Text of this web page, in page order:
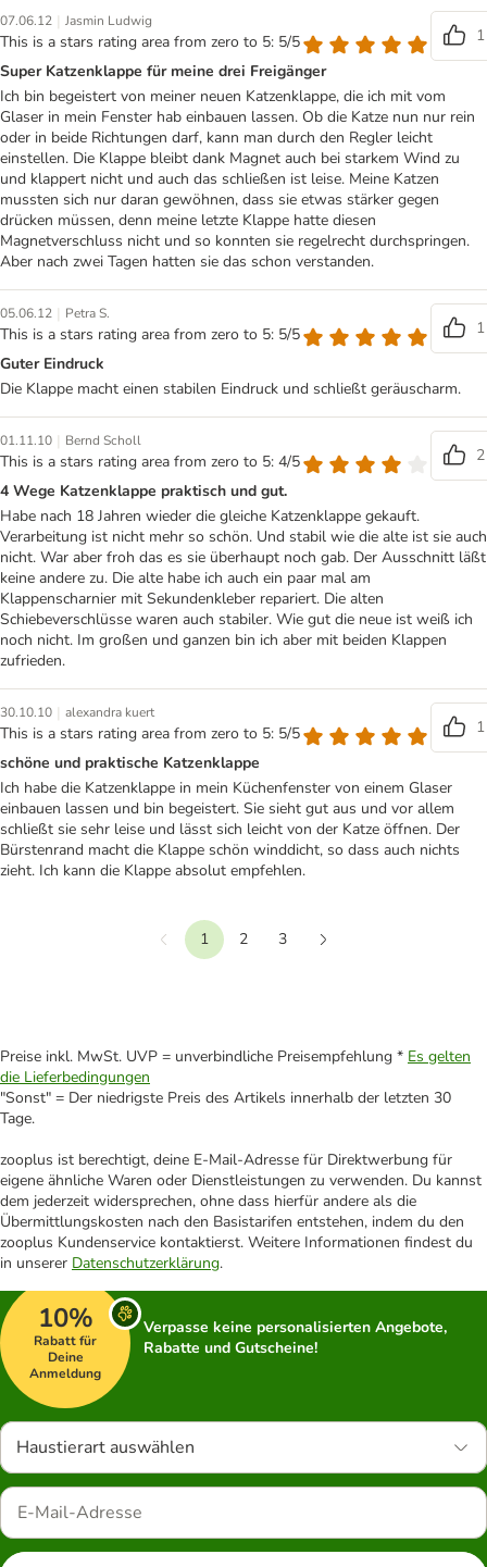
07.06.12 | Jasmin Ludwig
This is a stars rating area from zero to 5: 5/5
1
Super Katzenklappe für meine drei Freigänger
Ich bin begeistert von meiner neuen Katzenklappe, die ich mit vom
Glaser in mein Fenster hab einbauen lassen. Ob die Katze nun nur rein
oder in beide Richtungen darf, kann man durch den Regler leicht
einstellen. Die Klappe bleibt dank Magnet auch bei starkem Wind zu
und klappert nicht und auch das schließen ist leise. Meine Katzen
mussten sich nur daran gewöhnen, dass sie etwas stärker gegen
drücken müssen, denn meine letzte Klappe hatte diesen
Magnetverschluss nicht und so konnten sie regelrecht durchspringen.
Aber nach zwei Tagen hatten sie das schon verstanden.
05.06.12 | Petra S.
This is a stars rating area from zero to 5: 5/5
1
Guter Eindruck
Die Klappe macht einen stabilen Eindruck und schließt geräuscharm.
01.11.10 | Bernd Scholl
This is a stars rating area from zero to 5: 4/5
2
4 Wege Katzenklappe praktisch und gut.
Habe nach 18 Jahren wieder die gleiche Katzenklappe gekauft.
Verarbeitung ist nicht mehr so schön. Und stabil wie die alte ist sie auch
nicht. War aber froh das es sie überhaupt noch gab. Der Ausschnitt läßt
keine andere zu. Die alte habe ich auch ein paar mal am
Klappenscharnier mit Sekundenkleber repariert. Die alten
Schiebeverschlüsse waren auch stabiler. Wie gut die neue ist weiß ich
noch nicht. Im großen und ganzen bin ich aber mit beiden Klappen
zufrieden.
30.10.10 | alexandra kuert
This is a stars rating area from zero to 5: 5/5
1
schöne und praktische Katzenklappe
Ich habe die Katzenklappe in mein Küchenfenster von einem Glaser
einbauen lassen und bin begeistert. Sie sieht gut aus und vor allem
schließt sie sehr leise und lässt sich leicht von der Katze öffnen. Der
Bürstenrand macht die Klappe schön winddicht, so dass auch nichts
zieht. Ich kann die Klappe absolut empfehlen.
Vorherige
1 2
3
Preise inkl. MwSt. UVP = unverbindliche Preisempfehlung * Es gelten
die Lieferbedingungen
"Sonst" = Der niedrigste Preis des Artikels innerhalb der letzten 30
Tage.
zooplus ist berechtigt, deine E-Mail-Adresse für Direktwerbung für
eigene ähnliche Waren oder Dienstleistungen zu verwenden. Du kannst
dem jederzeit widersprechen, ohne dass hierfür andere als die
Übermittlungskosten nach den Basistarifen entstehen, indem du den
zooplus Kundenservice kontaktierst. Weitere Informationen findest du
in unserer Datenschutzerklärung.
10%
Rabatt für
Deine
Anmeldung
Verpasse keine personalisierten Angebote,
Rabatte und Gutscheine!
Haustierart auswählen